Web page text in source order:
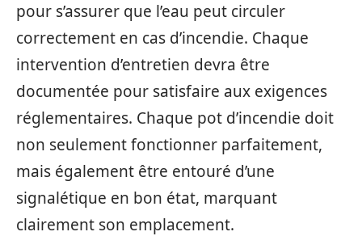
pour s’assurer que l’eau peut circuler
correctement en cas d’incendie. Chaque
intervention d’entretien devra être
documentée pour satisfaire aux exigences
réglementaires. Chaque pot d’incendie doit
non seulement fonctionner parfaitement,
mais également être entouré d’une
signalétique en bon état, marquant
clairement son emplacement.